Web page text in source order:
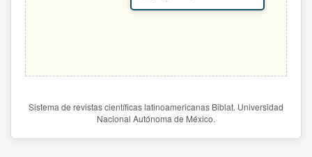
Sistema de revistas científicas latinoamericanas Biblat. Universidad
Nacional Autónoma de México.